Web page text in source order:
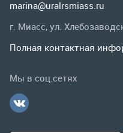
Спецпредложения
Заказать звонок